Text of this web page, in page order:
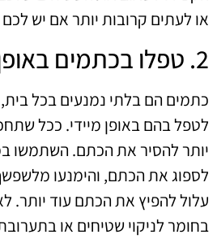
או לעתים קרובות יותר אם יש
2. טפלו בכתמים באופן מיידי
כתמים הם בלתי נמנעים בכל
לטפל בהם באופן מיידי. ככל
יותר להסיר את הכתם. השתמשו
לספוג את הכתם, והימנעו
עלול להפיץ את הכתם עוד
בחומר לניקוי שטיחים או